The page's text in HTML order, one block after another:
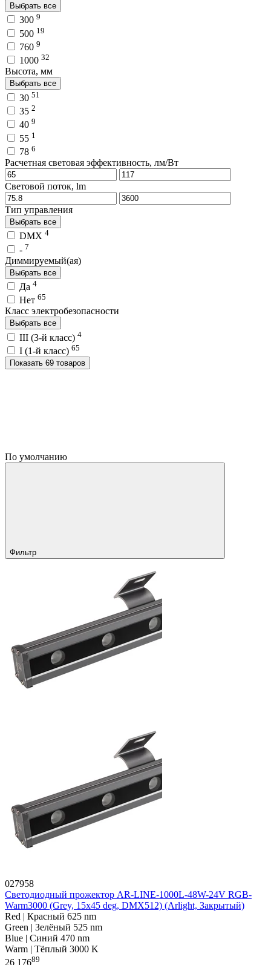
Выбрать все
300 9
500 19
760 9
1000 32
Высота, мм
Выбрать все
30 51
35 2
40 9
55 1
78 6
Расчетная световая эффективность, лм/Вт
Световой поток, lm
Тип управления
Выбрать все
DMX 4
- 7
Диммируемый(ая)
Выбрать все
Да 4
Нет 65
Класс электробезопасности
Выбрать все
III (3-й класс) 4
I (1-й класс) 65
Показать 69 товаров
По умолчанию
Фильтр
027958
Светодиодный прожектор AR-LINE-1000L-48W-24V RGB-
Warm3000 (Grey, 15x45 deg, DMX512) (Arlight, Закрытый)
Red | Красный 625 nm
Green | Зелёный 525 nm
Blue | Синий 470 nm
Warm | Тёплый 3000 K
26 17689